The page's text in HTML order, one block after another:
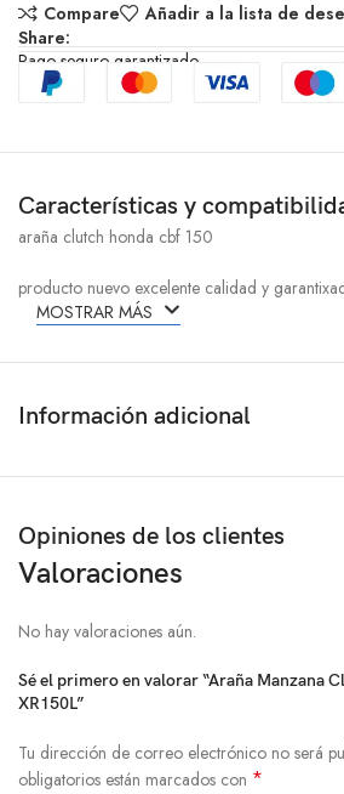
Compare
Añadir a la lista de
Share:
Pago seguro garantizado
Características y
araña clutch honda cbf 150
producto nuevo excelente calidad y
MOSTRAR MÁS
Información adicional
Opiniones de los clientes
Valoraciones
No hay valoraciones aún.
Sé el primero en valorar “Araña Manzana
XR150L”
Tu dirección de correo electrónico no será
obligatorios están marcados con *